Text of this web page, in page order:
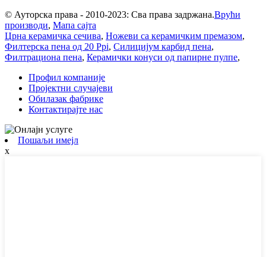
© Ауторска права - 2010-2023: Сва права задржана.Врући
производи, Мапа сајта
Црна керамичка сечива, Ножеви са керамичким премазом,
Филтерска пена од 20 Ppi, Силицијум карбид пена,
Филтрациона пена, Керамички конуси од папирне пулпе,
Профил компаније
Пројектни случајеви
Обилазак фабрике
Контактирајте нас
Пошаљи имејл
x